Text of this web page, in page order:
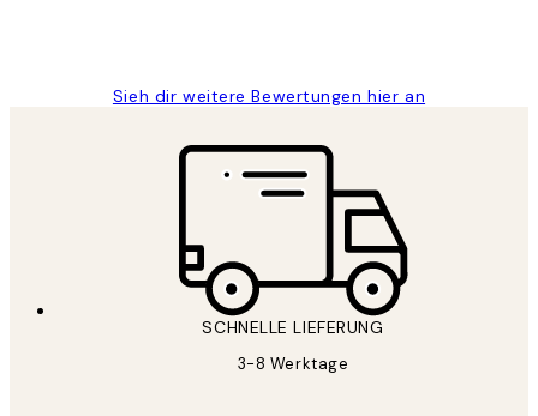
Sieh dir weitere Bewertungen hier an
SCHNELLE LIEFERUNG
3-8 Werktage